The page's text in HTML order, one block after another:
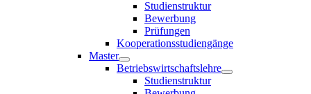
Studienstruktur
Bewerbung
Prüfungen
Kooperationsstudiengänge
Master
Betriebswirtschaftslehre
Studienstruktur